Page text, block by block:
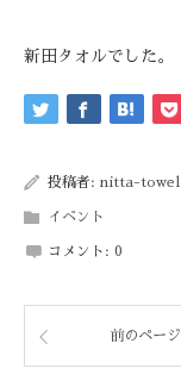
新田タオルでした。
投稿者: nitta-towel
イベント
コメント: 0
前のページ